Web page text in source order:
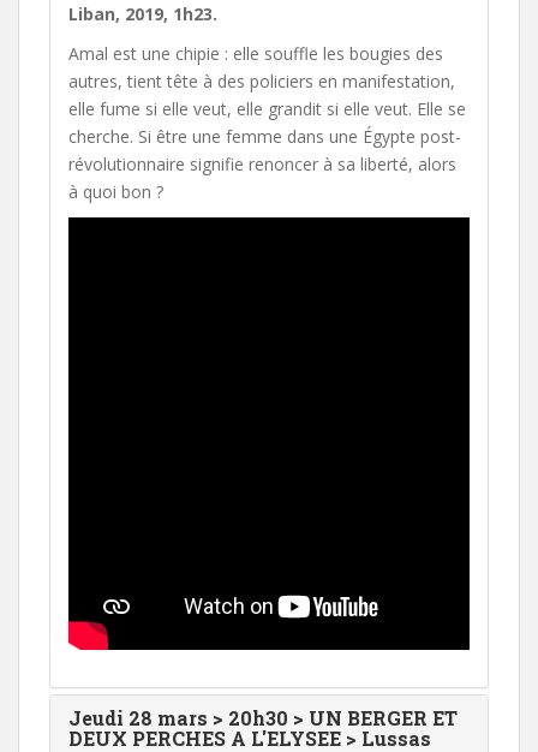
Liban, 2019, 1h23.
Amal est une chipie : elle souffle les bougies des
autres, tient tête à des policiers en manifestation,
elle fume si elle veut, elle grandit si elle veut. Elle se
cherche. Si être une femme dans une Égypte post-
révolutionnaire signifie renoncer à sa liberté, alors
à quoi bon ?
Jeudi 28 mars > 20h30 > UN BERGER ET
DEUX PERCHES A L'ELYSEE > Lussas